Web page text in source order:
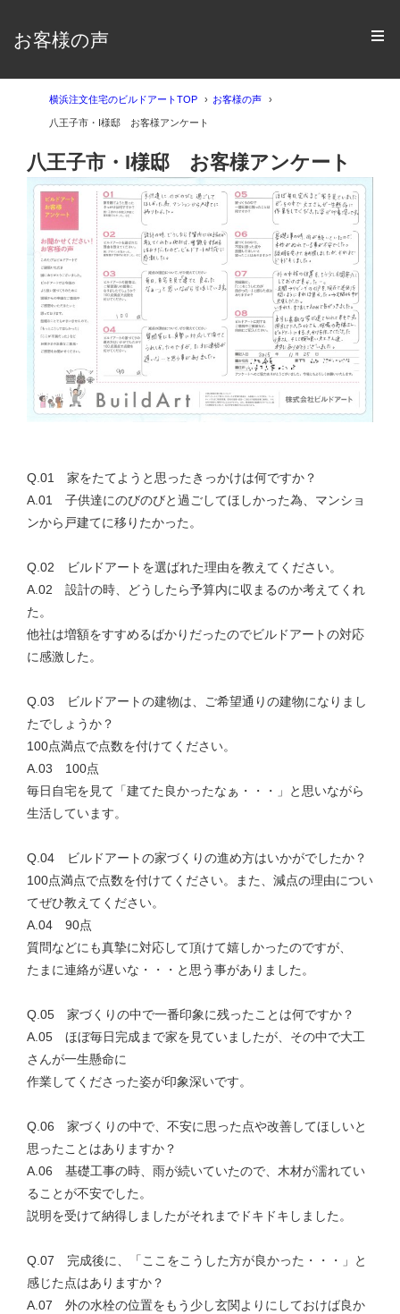
お客様の声
横浜注文住宅のビルドアートTOP お客様の声
八王子市・I様邸 お客様アンケート
八王子市・I様邸 お客様アンケート
Q.01 家をたてようと思ったきっかけは何ですか？
A.01 子供達にのびのびと過ごしてほしかった為、マンショ
ンから戸建てに移りたかった。
Q.02 ビルドアートを選ばれた理由を教えてください。
A.02 設計の時、どうしたら予算内に収まるのか考えてくれ
た。
他社は増額をすすめるばかりだったのでビルドアートの対応
に感激した。
Q.03 ビルドアートの建物は、ご希望通りの建物になりまし
たでしょうか？
100点満点で点数を付けてください。
A.03 100点
毎日自宅を見て「建てた良かったなぁ・・・」と思いながら
生活しています。
Q.04 ビルドアートの家づくりの進め方はいかがでしたか？
100点満点で点数を付けてください。また、減点の理由につい
てぜひ教えてください。
A.04 90点
質問などにも真摯に対応して頂けて嬉しかったのですが、
たまに連絡が遅いな・・・と思う事がありました。
Q.05 家づくりの中で一番印象に残ったことは何ですか？
A.05 ほぼ毎日完成まで家を見ていましたが、その中で大工
さんが一生懸命に
作業してくださった姿が印象深いです。
Q.06 家づくりの中で、不安に思った点や改善してほしいと
思ったことはありますか？
A.06 基礎工事の時、雨が続いていたので、木材が濡れてい
ることが不安でした。
説明を受けて納得しましたがそれまでドキドキしました。
Q.07 完成後に、「ここをこうした方が良かった・・・」と
感じた点はありますか？
A.07 外の水栓の位置をもう少し玄関よりにしておけば良か